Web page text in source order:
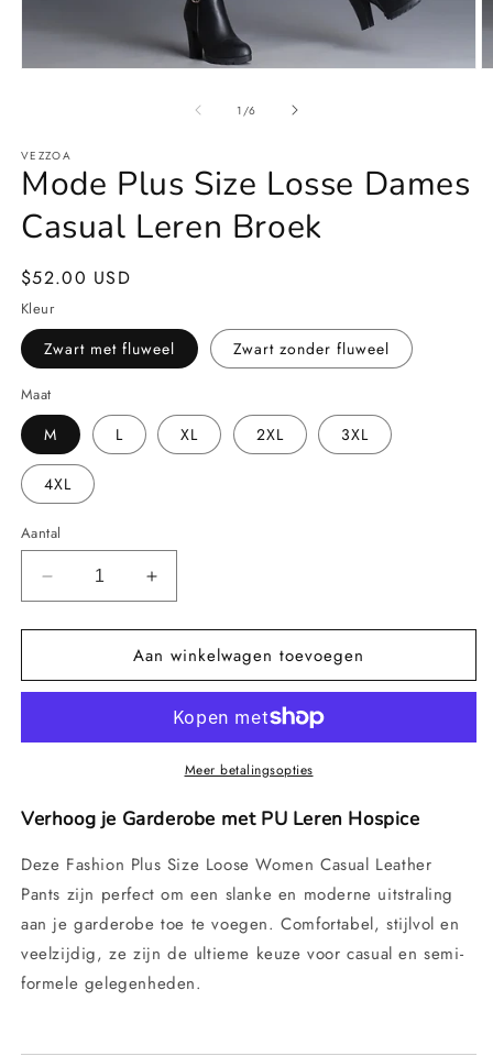
1 /van
6
VEZZOA
Mode Plus Size Losse Dames
Casual Leren Broek
Normale
prijs
$52.00 USD
Kleur
Zwart met fluweel Zwart zonder fluweel
Maat
M L XL 2XL 3XL
4XL
Aantal
Aantal
verlagen
voor
Plus
Dames
Broek
Aantal
verhogen
voor
Mode
Plus
Losse
Dames
Casual
Broek
Aan winkelwagen toevoegen
Meer betalingsopties
Verhoog je Garderobe met PU Leren Hospice
Deze Fashion Plus Size Loose Women Casual Leather
Pants zijn perfect om een slanke en moderne uitstraling
aan je garderobe toe te voegen. Comfortabel, stijlvol en
veelzijdig, ze zijn de ultieme keuze voor casual en semi-
formele gelegenheden.